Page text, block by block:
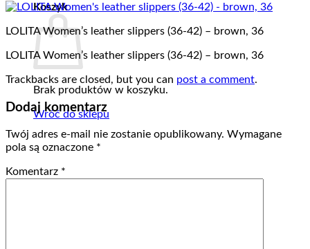
Koszyk
Brak produktów w koszyku.
Wróć do sklepu
LOLITA Women’s leather slippers (36-42) – brown, 36
LOLITA Women’s leather slippers (36-42) – brown, 36
Trackbacks are closed, but you can post a comment.
Dodaj komentarz
Twój adres e-mail nie zostanie opublikowany. Wymagane
pola są oznaczone *
Komentarz *